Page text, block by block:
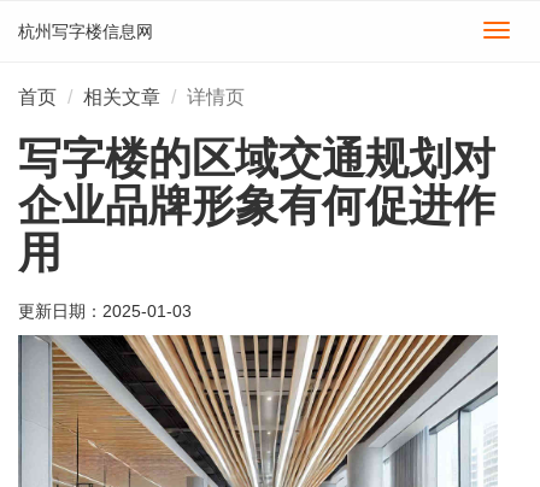
切
杭州写字楼信息网
首页 相关文章 详情页
写字楼的区域交通规划对
企业品牌形象有何促进作
用
更新日期： 2025-01-03